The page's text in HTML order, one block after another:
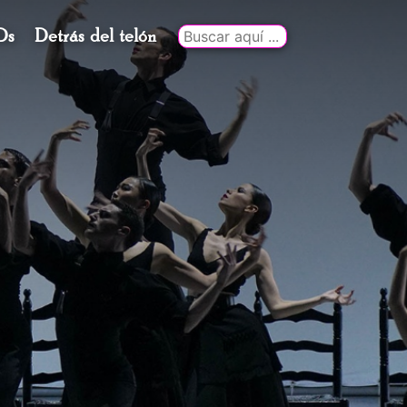
Detrás del telón
Buscar
por: